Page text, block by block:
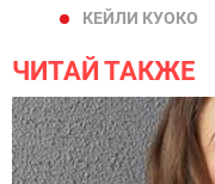
КЕЙЛИ КУОКО
ЧИТАЙ ТАКЖЕ